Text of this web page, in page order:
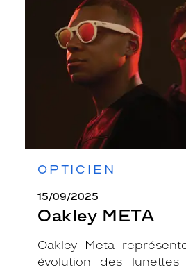
OPTICIEN
15/09/2025
Oakley META
Oakley Meta
évolution des